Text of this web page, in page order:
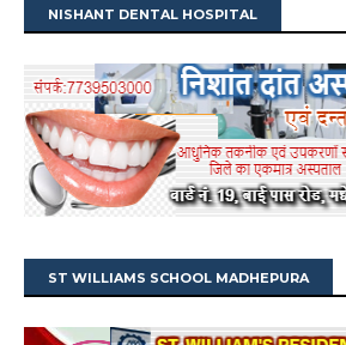
NISHANT DENTAL HOSPITAL
ST WILLIAMS SCHOOL MADHEPURA